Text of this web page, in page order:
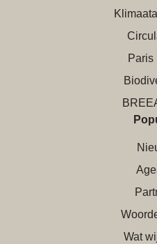
Paris
Wat